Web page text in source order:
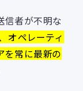
信者が不明な
オペレーティ
を常に最新の